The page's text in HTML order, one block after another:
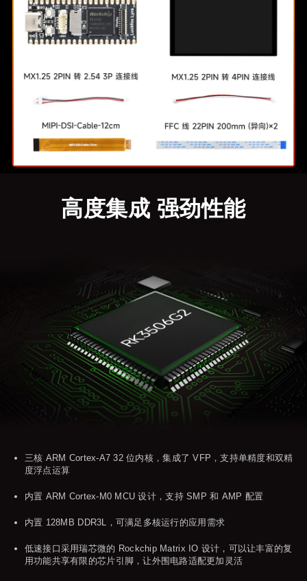
高度集成 强劲性能
三核 ARM Cortex-A7 32 位内核，集成了 VFP，支持单精度和双精
度浮点运算
内置 ARM Cortex-M0 MCU 设计，支持 SMP 和 AMP 配置
内置 128MB DDR3L，可满足多核运行的应用需求
低速接口采用瑞芯微的 Rockchip Matrix IO 设计，可以让丰富的复
用功能共享有限的芯片引脚，让外围电路适配更加灵活